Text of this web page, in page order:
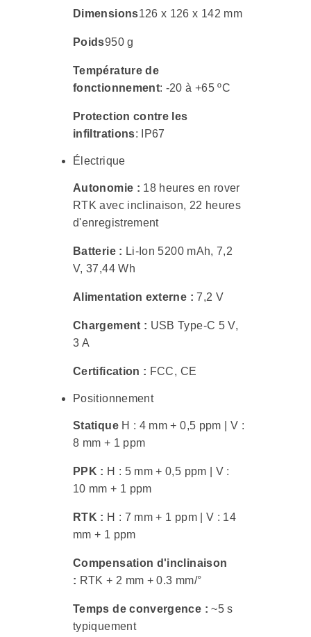
Dimensions126 x 126 x 142 mm
Poids950 g
Température de
fonctionnement: -20 à +65 ºC
Protection contre les
infiltrations: IP67
Électrique
Autonomie : 18 heures en rover
RTK avec inclinaison, 22 heures
d'enregistrement
Batterie : Li-Ion 5200 mAh, 7,2
V, 37,44 Wh
Alimentation externe : 7,2 V
Chargement : USB Type-C 5 V,
3 A
Certification : FCC, CE
Positionnement
StatiqueH : 4 mm + 0,5 ppm | V :
8 mm + 1 ppm
PPK : H : 5 mm + 0,5 ppm | V :
10 mm + 1 ppm
RTK : H : 7 mm + 1 ppm | V : 14
mm + 1 ppm
Compensation d'inclinaison
: RTK + 2 mm + 0.3 mm/°
Temps de convergence : ~5 s
typiquement